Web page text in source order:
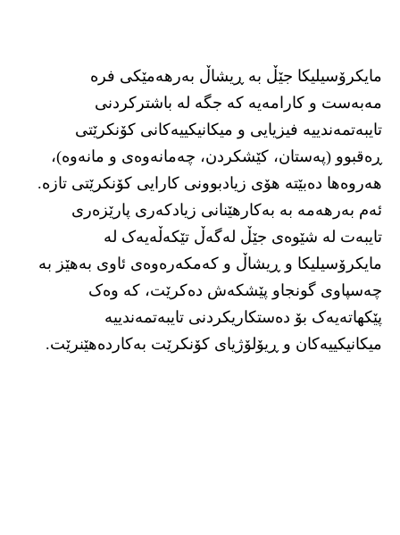
مایکرۆسیلیکا جێڵ بە ڕیشاڵ بەرهەمێکی فرە
مەبەست و کارامەیە کە جگە لە باشترکردنی
تایبەتمەندییە فیزیایی و میکانیکییەکانی کۆنکرێتی
ڕەقبوو (پەستان، کێشکردن، چەمانەوەی و مانەوە)،
هەروەها دەبێتە هۆی زیادبوونی کارایی کۆنکرێتی تازە.
ئەم بەرهەمە بە بەکارهێنانی زیادکەری پارێزەری
تایبەت لە شێوەی جێڵ لەگەڵ تێکەڵەیەک لە
مایکرۆسیلیکا و ڕیشاڵ و کەمکەرەوەی ئاوی بەهێز بە
چەسپاوی گونجاو پێشکەش دەکرێت، کە وەک
پێکهاتەیەک بۆ دەستکاریکردنی تایبەتمەندییە
میکانیکییەکان و ڕیۆلۆژیای کۆنکرێت بەکاردەهێنرێت.